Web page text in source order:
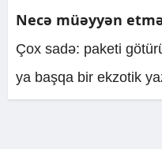
Necə müəyyən
Çox sadə: paketi
ya başqa bir ekzotik